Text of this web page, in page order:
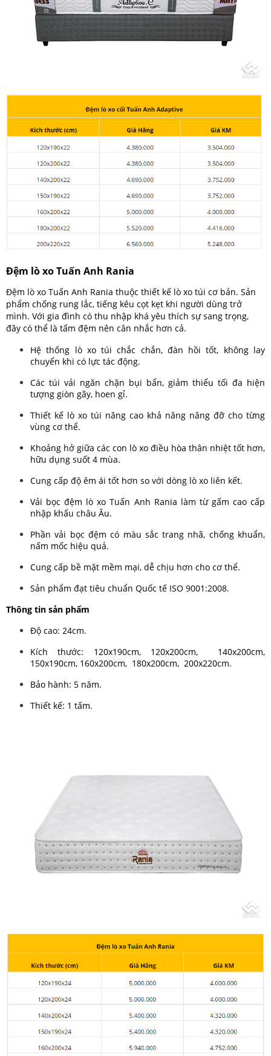
Đệm lò xo Tuấn Anh Rania
Đệm lò xo Tuấn Anh Rania thuộc thiết kế lò xo túi cơ bản. Sản
phẩm chống rung lắc, tiếng kêu cọt kẹt khi người dùng trở
mình. Với gia đình có thu nhập khá yêu thích sự sang trọng,
đây có thể là tấm đệm nên cân nhắc hơn cả.
Hệ thống lò xo túi chắc chắn, đàn hồi tốt, không lay
chuyển khi có lực tác động.
Các túi vải ngăn chặn bụi bẩn, giảm thiểu tối đa hiện
tượng giòn gãy, hoen gỉ.
Thiết kế lò xo túi nâng cao khả năng nâng đỡ cho từng
vùng cơ thể.
Khoảng hở giữa các con lò xo điều hòa thân nhiệt tốt hơn,
hữu dụng suốt 4 mùa.
Cung cấp độ êm ái tốt hơn so với dòng lò xo liên kết.
Vải bọc đệm lò xo Tuấn Anh Rania làm từ gấm cao cấp
nhập khẩu châu Âu.
Phần vải bọc đệm có màu sắc trang nhã, chống khuẩn,
nấm mốc hiệu quả.
Cung cấp bề mặt mềm mại, dễ chịu hơn cho cơ thể.
Sản phẩm đạt tiêu chuẩn Quốc tế ISO 9001:2008.
Thông tin sản phẩm
Độ cao: 24cm.
Kích thước: 120x190cm, 120x200cm, 140x200cm,
150x190cm, 160x200cm, 180x200cm, 200x220cm.
Bảo hành: 5 năm.
Thiết kế: 1 tấm.